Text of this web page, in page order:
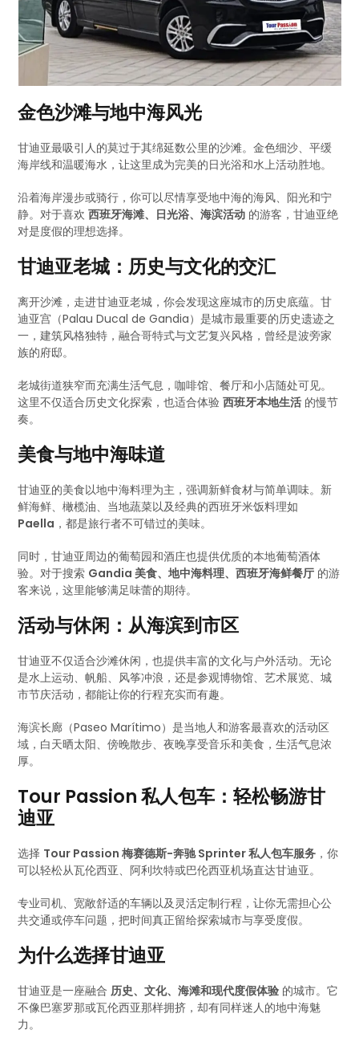
金色沙滩与地中海风光
甘迪亚最吸引人的莫过于其绵延数公里的沙滩。金色细沙、平缓
海岸线和温暖海水，让这里成为完美的日光浴和水上活动胜地。
沿着海岸漫步或骑行，你可以尽情享受地中海的海风、阳光和宁
静。对于喜欢西班牙海滩、日光浴、海滨活动 的游客，甘迪亚绝
对是度假的理想选择。
甘迪亚老城：历史与文化的交汇
离开沙滩，走进甘迪亚老城，你会发现这座城市的历史底蕴。甘
迪亚宫（Palau Ducal de Gandia）是城市最重要的历史遗迹之
一，建筑风格独特，融合哥特式与文艺复兴风格，曾经是波旁家
族的府邸。
老城街道狭窄而充满生活气息，咖啡馆、餐厅和小店随处可见。
这里不仅适合历史文化探索，也适合体验西班牙本地生活 的慢节
奏。
美食与地中海味道
甘迪亚的美食以地中海料理为主，强调新鲜食材与简单调味。新
鲜海鲜、橄榄油、当地蔬菜以及经典的西班牙米饭料理如
Paella ，都是旅行者不可错过的美味。
同时，甘迪亚周边的葡萄园和酒庄也提供优质的本地葡萄酒体
验。对于搜索 Gandia 美食、地中海料理、西班牙海鲜餐厅 的游
客来说，这里能够满足味蕾的期待。
活动与休闲：从海滨到市区
甘迪亚不仅适合沙滩休闲，也提供丰富的文化与户外活动。无论
是水上运动、帆船、风筝冲浪，还是参观博物馆、艺术展览、城
市节庆活动，都能让你的行程充实而有趣。
海滨长廊（Paseo Marítimo）是当地人和游客最喜欢的活动区
域，白天晒太阳、傍晚散步、夜晚享受音乐和美食，生活气息浓
厚。
Tour Passion 私人包车：轻松畅游甘
迪亚
选择 Tour Passion 梅赛德斯-奔驰 Sprinter 私人包车服务 ，你
可以轻松从瓦伦西亚、阿利坎特或巴伦西亚机场直达甘迪亚。
专业司机、宽敞舒适的车辆以及灵活定制行程，让你无需担心公
共交通或停车问题，把时间真正留给探索城市与享受度假。
为什么选择甘迪亚
甘迪亚是一座融合历史、文化、海滩和现代度假体验 的城市。它
不像巴塞罗那或瓦伦西亚那样拥挤，却有同样迷人的地中海魅
力。